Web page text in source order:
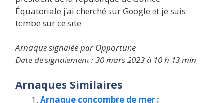
Équatoriale j’ai cherché sur Google et je suis
tombé sur ce site
Arnaque signalée par Opportune
Date de signalement : 30 mars 2023 à 10 h 13 min
Arnaques Similaires
Arnaque concombre de mer :